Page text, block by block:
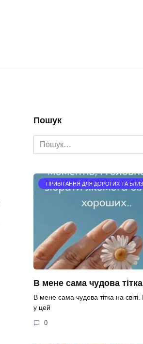
Пошук
Search
for:
ПРИВІТАННЯ ДЛЯ ДОРОГИХ ТА
В мене сама чудова тітка
В мене сама чудова тітка на
у цей
0